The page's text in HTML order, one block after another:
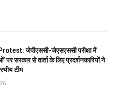
जेपीएससी-जेएसएससी परीक्षा में
पर सरकार से वार्ता के लिए प्रदर्शनकारियों ने
टीम